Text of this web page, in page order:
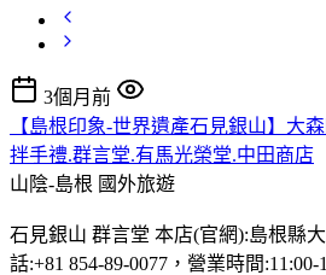
3個月前
【島根印象-世界遺產石見銀山】大
拌手禮.群言堂.有馬光榮堂.中田商店
山陰-島根 國外旅遊
石見銀山 群言堂 本店(官網):島根縣
話:+81 854-89-0077，營業時間